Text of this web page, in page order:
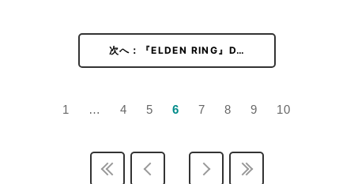
次へ：『ELDEN RING』D…
1 … 4 5 6 7 8 9 10